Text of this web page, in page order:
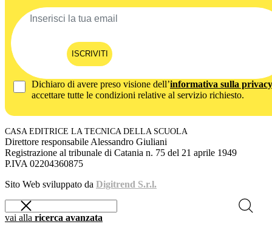
ISCRIVITI
Dichiaro di avere preso visione dell’informativa sulla privacy
accettare tutte le condizioni relative al servizio richiesto.
CASA EDITRICE LA TECNICA DELLA SCUOLA
Direttore responsabile Alessandro Giuliani
Registrazione al tribunale di Catania n. 75 del 21 aprile 1949
P.IVA 02204360875
Sito Web sviluppato da Digitrend S.r.l.
vai alla ricerca avanzata